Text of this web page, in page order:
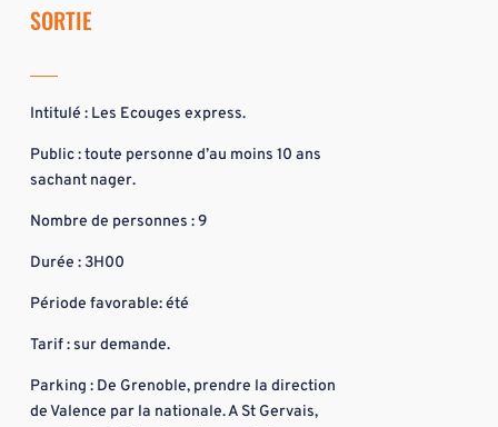
SORTIE
Intitulé : Les Ecouges express.
Public : toute personne d’au moins 10 ans
sachant nager.
Nombre de personnes : 9
Durée : 3H00
Période favorable: été
Tarif : sur demande.
Parking : De Grenoble, prendre la direction
de Valence par la nationale. A St Gervais,